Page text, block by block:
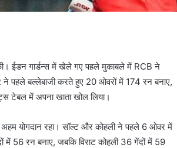
ईडन गार्डन्स में खेले गए पहले मुकाबले में RCB ने
ने पहले बल्लेबाजी करते हुए 20 ओवरों में 174 रन बनाए,
टेबल में अपना खाता खोल लिया।
अहम योगदान रहा। सॉल्ट और कोहली ने पहले 6 ओवर में
56 रन बनाए, जबकि विराट कोहली 36 गेंदों में 59